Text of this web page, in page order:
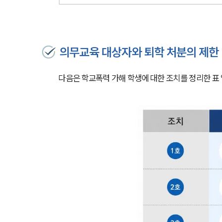
의무교육 대상자와 퇴학 처분의 제한
다음은 학교폭력 가해 학생에 대한 조치를 정리한 표